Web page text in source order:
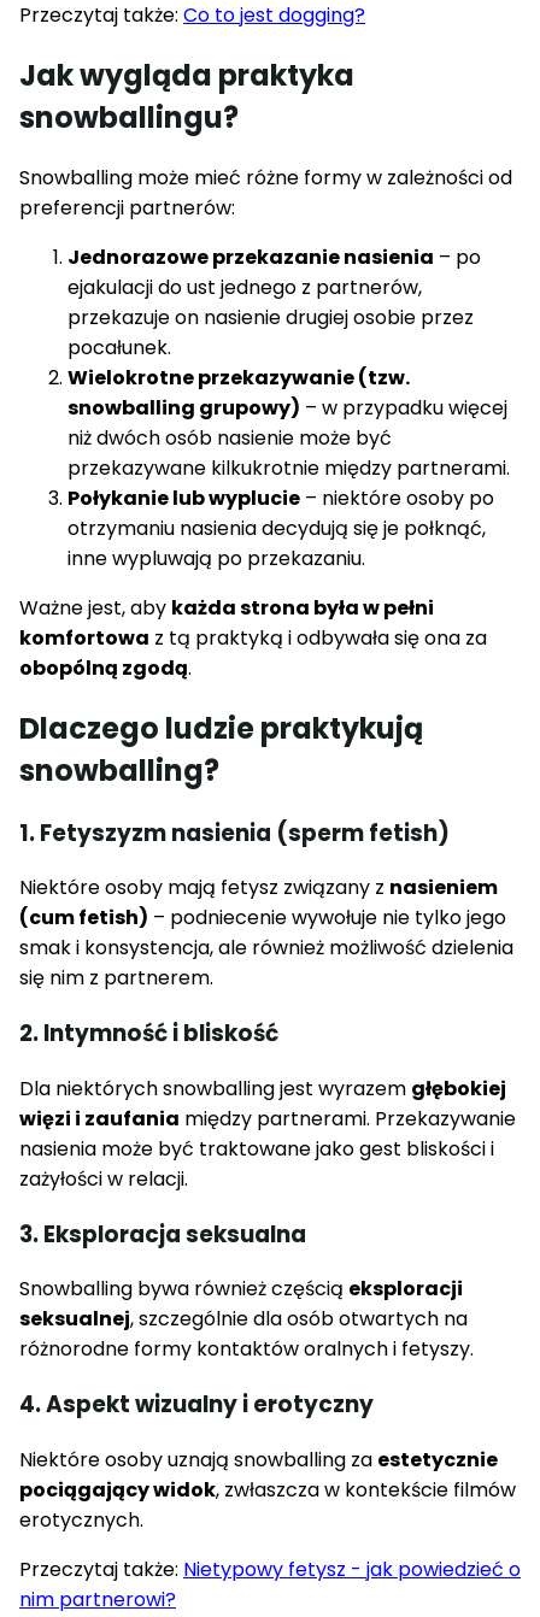
Przeczytaj także: Co to jest dogging?
Jak wygląda praktyka
snowballingu?
Snowballing może mieć różne formy w zależności od
preferencji partnerów:
Jednorazowe przekazanie nasienia – po
ejakulacji do ust jednego z partnerów,
przekazuje on nasienie drugiej osobie przez
pocałunek.
Wielokrotne przekazywanie (tzw.
snowballing grupowy) – w przypadku więcej
niż dwóch osób nasienie może być
przekazywane kilkukrotnie między partnerami.
Połykanie lub wyplucie – niektóre osoby po
otrzymaniu nasienia decydują się je połknąć,
inne wypluwają po przekazaniu.
Ważne jest, aby każda strona była w pełni
komfortowa z tą praktyką i odbywała się ona za
obopólną zgodą.
Dlaczego ludzie praktykują
snowballing?
1. Fetyszyzm nasienia (sperm fetish)
Niektóre osoby mają fetysz związany z nasieniem
(cum fetish) – podniecenie wywołuje nie tylko jego
smak i konsystencja, ale również możliwość dzielenia
się nim z partnerem.
2. Intymność i bliskość
Dla niektórych snowballing jest wyrazem głębokiej
więzi i zaufania między partnerami. Przekazywanie
nasienia może być traktowane jako gest bliskości i
zażyłości w relacji.
3. Eksploracja seksualna
Snowballing bywa również częścią eksploracji
seksualnej, szczególnie dla osób otwartych na
różnorodne formy kontaktów oralnych i fetyszy.
4. Aspekt wizualny i erotyczny
Niektóre osoby uznają snowballing za estetycznie
pociągający widok, zwłaszcza w kontekście filmów
erotycznych.
Przeczytaj także: Nietypowy fetysz - jak powiedzieć o
nim partnerowi?